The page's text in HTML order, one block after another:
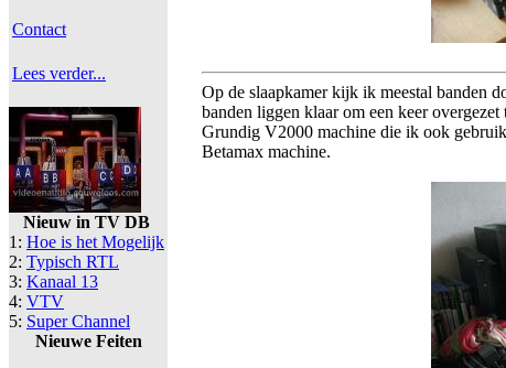
Contact
Lees verder...
Nieuw in TV DB
1: Hoe is het Mogelijk
2: Typisch RTL
3: Kanaal 13
4: VTV
5: Super Channel
Nieuwe Feiten
Op de slaapkamer kijk ik meestal banden
banden liggen klaar om een keer
Grundig V2000 machine die ik ook
Betamax machine.